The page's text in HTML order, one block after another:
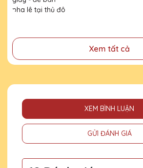
đã cống hiến, đóng góp cho doanh
đồng
Xem tất cả
XEM BÌNH LUẬN
GỬI ĐÁNH GIÁ